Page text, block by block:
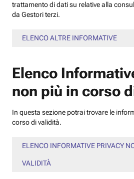
trattamento di dati su relative alla
da Gestori terzi.
ELENCO ALTRE INFORMATIVE
Elenco
non più in corso
In questa sezione potrai trovare le
corso di validità.
ELENCO INFORMATIVE PRIVACY
VALIDITÀ